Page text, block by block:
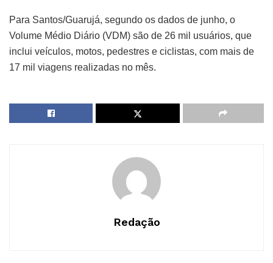
Para Santos/Guarujá, segundo os dados de junho, o
Volume Médio Diário (VDM) são de 26 mil usuários, que
inclui veículos, motos, pedestres e ciclistas, com mais de
17 mil viagens realizadas no mês.
Redação